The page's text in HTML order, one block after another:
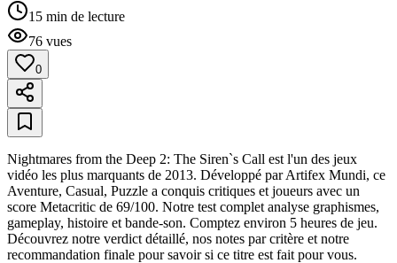
15 min de lecture
76 vues
0
Nightmares from the Deep 2: The Siren`s Call est l'un des jeux
vidéo les plus marquants de 2013. Développé par Artifex Mundi, ce
Aventure, Casual, Puzzle a conquis critiques et joueurs avec un
score Metacritic de 69/100. Notre test complet analyse graphismes,
gameplay, histoire et bande-son. Comptez environ 5 heures de jeu.
Découvrez notre verdict détaillé, nos notes par critère et notre
recommandation finale pour savoir si ce titre est fait pour vous.